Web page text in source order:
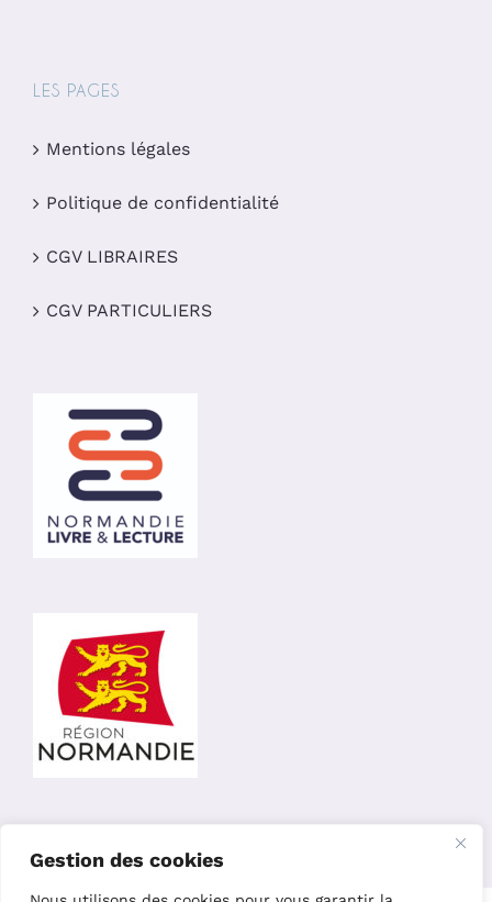
Gestion des cookies
LES PAGES
Mentions légales
Politique de confidentialité
CGV LIBRAIRES
CGV PARTICULIERS